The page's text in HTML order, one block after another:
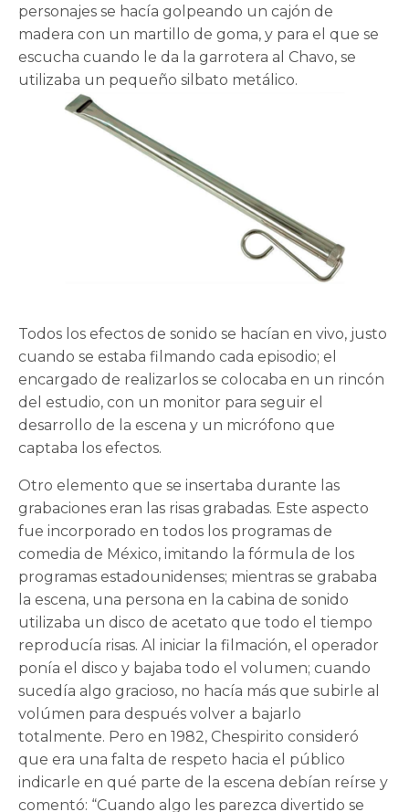
personajes se hacía golpeando un cajón de
madera con un martillo de goma, y para el que se
escucha cuando le da la garrotera al Chavo, se
utilizaba un pequeño silbato metálico.
Todos los efectos de sonido se hacían en vivo, justo
cuando se estaba filmando cada episodio; el
encargado de realizarlos se colocaba en un rincón
del estudio, con un monitor para seguir el
desarrollo de la escena y un micrófono que
captaba los efectos.
Otro elemento que se insertaba durante las
grabaciones eran las risas grabadas. Este aspecto
fue incorporado en todos los programas de
comedia de México, imitando la fórmula de los
programas estadounidenses; mientras se grababa
la escena, una persona en la cabina de sonido
utilizaba un disco de acetato que todo el tiempo
reproducía risas. Al iniciar la filmación, el operador
ponía el disco y bajaba todo el volumen; cuando
sucedía algo gracioso, no hacía más que subirle al
volúmen para después volver a bajarlo
totalmente. Pero en 1982, Chespirito consideró
que era una falta de respeto hacia el público
indicarle en qué parte de la escena debían reírse y
comentó: “Cuando algo les parezca divertido se